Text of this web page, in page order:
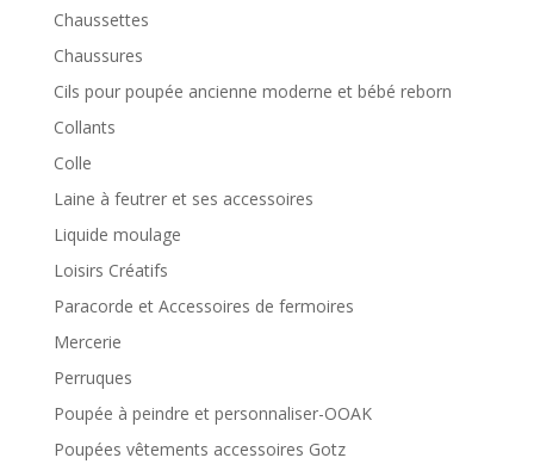
Chaussettes
Chaussures
Cils pour poupée ancienne moderne et bébé reborn
Collants
Colle
Laine à feutrer et ses accessoires
Liquide moulage
Loisirs Créatifs
Paracorde et Accessoires de fermoires
Mercerie
Perruques
Poupée à peindre et personnaliser-OOAK
Poupées vêtements accessoires Gotz